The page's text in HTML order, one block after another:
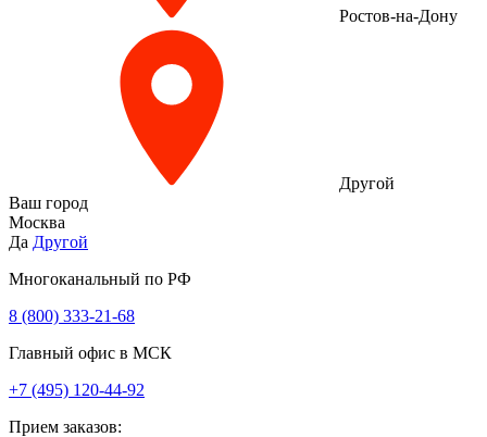
Ростов-на-Дону
Другой
Ваш город
Москва
Да Другой
Многоканальный по РФ
8 (800) 333‑21-68
Главный офис в МСК
+7 (495) 120-44-92
Прием заказов: